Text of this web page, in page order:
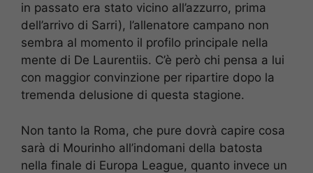
in passato era stato vicino all’azzurro, prima
dell’arrivo di Sarri), l’allenatore campano non
sembra al momento il profilo principale nella
mente di De Laurentiis. C’è però chi pensa a lui
con maggior convinzione per ripartire dopo la
tremenda delusione di questa stagione.
Non tanto la Roma, che pure dovrà capire cosa
sarà di Mourinho all’indomani della batosta
nella finale di Europa League, quanto invece un